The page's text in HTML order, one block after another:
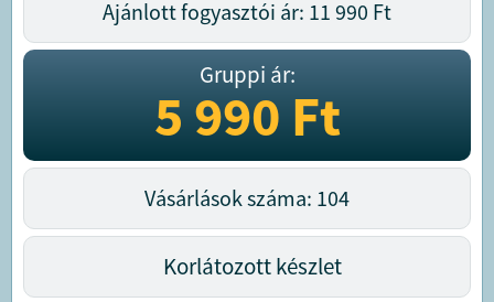
Ajánlott fogyasztói ár: 11 990 Ft
Gruppi ár:
5 990Ft
Vásárlások száma: 104
Korlátozott készlet